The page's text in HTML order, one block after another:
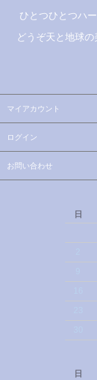
ひとつひとつハ
どうぞ天と地球
マイアカウント
ログイン
お問い合わせ
日
日